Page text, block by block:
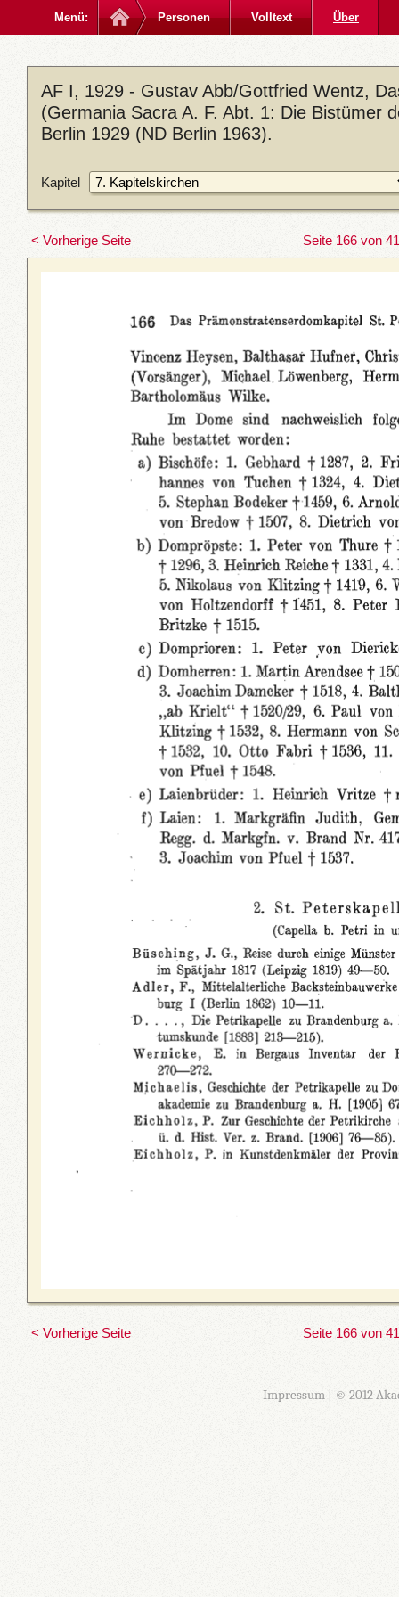
Menü: Personen Volltext Über
AF I, 1929 - Gustav Abb/Gottfried Wentz,
(Germania Sacra A. F. Abt. 1: Die Bistümer
Berlin 1929 (ND Berlin 1963).
Kapitel
< Vorherige Seite Seite 166 von
< Vorherige Seite Seite 166 von
Impressum| © 2012